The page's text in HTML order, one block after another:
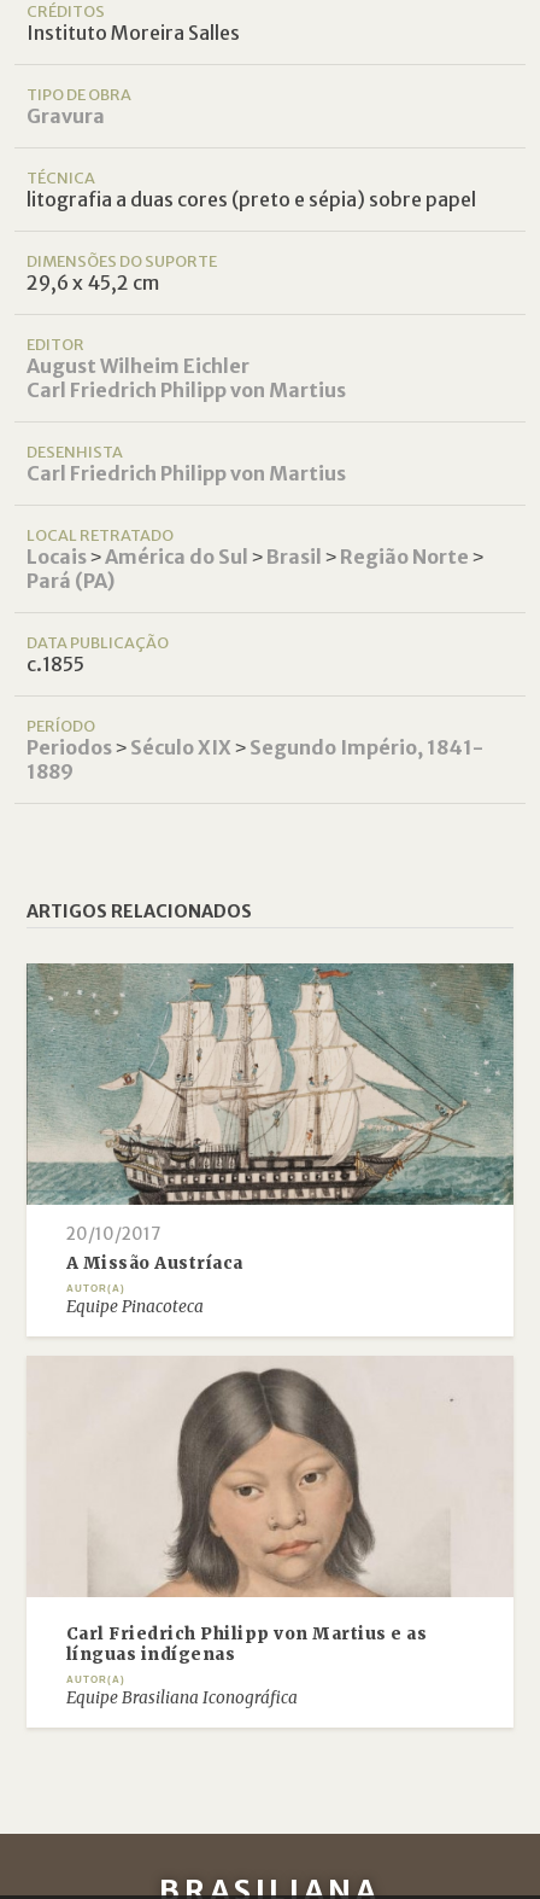
CRÉDITOS
Instituto Moreira Salles
TIPO DE OBRA
Gravura
TÉCNICA
litografia a duas cores (preto e sépia) sobre papel
DIMENSÕES DO SUPORTE
29,6 x 45,2 cm
EDITOR
August Wilheim Eichler
Carl Friedrich Philipp von Martius
DESENHISTA
Carl Friedrich Philipp von Martius
LOCAL RETRATADO
Locais˃América do Sul ˃ Brasil ˃ Região Norte ˃
Pará (PA)
DATA PUBLICAÇÃO
c.1855
PERÍODO
Periodos˃ Século XIX ˃ Segundo Império, 1841-
1889
ARTIGOS RELACIONADOS
20/10/2017
A Missão Austríaca
AUTOR(A)
Equipe Pinacoteca
Carl Friedrich Philipp von Martius e as
línguas indígenas
AUTOR(A)
Equipe Brasiliana Iconográfica
BRASILIANA